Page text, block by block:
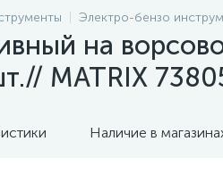
Электро-бензо
на
MATRIX
Наличие в